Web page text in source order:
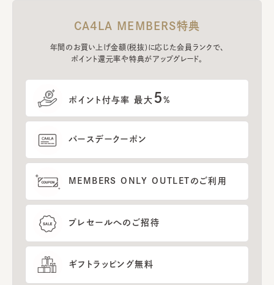
CA4LA MEMBERS特典
年間のお買い上げ金額(税抜)に応じた会員ランクで、
ポイント還元率や特典がアップグレード。
ポイント付与率 最大 5%
バースデークーポン
MEMBERS ONLY OUTLETのご利用
プレセールへのご招待
ギフトラッピング無料